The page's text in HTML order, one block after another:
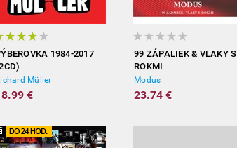
1984-2017
Müller
€
99 ZÁPALIEK & VLAKY S
ROKMI
Modus
23.74 €